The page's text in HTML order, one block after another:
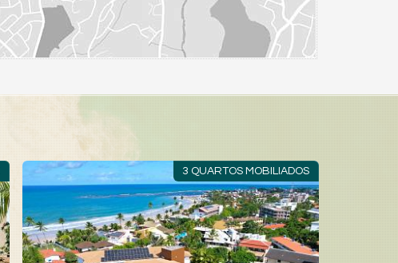
3Q | SUÍTE | MOBILIADO